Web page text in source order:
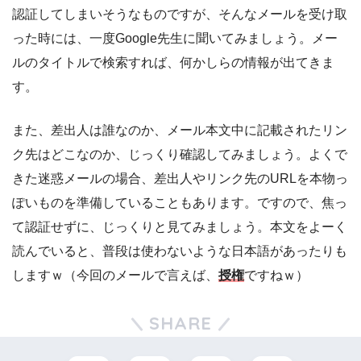
認証してしまいそうなものですが、そんなメールを受け取
った時には、一度Google先生に聞いてみましょう。メー
ルのタイトルで検索すれば、何かしらの情報が出てきま
す。
また、差出人は誰なのか、メール本文中に記載されたリン
ク先はどこなのか、じっくり確認してみましょう。よくで
きた迷惑メールの場合、差出人やリンク先のURLを本物っ
ぽいものを準備していることもあります。ですので、焦っ
て認証せずに、じっくりと見てみましょう。本文をよーく
読んでいると、普段は使わないような日本語があったりも
しますｗ（今回のメールで言えば、 授権ですねｗ）
SHARE